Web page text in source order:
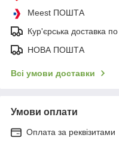
Meest ПОШТА
Кур'єрська доставка
НОВА ПОШТА
Всі умови доставки
Умови оплати
Оплата за реквізитами